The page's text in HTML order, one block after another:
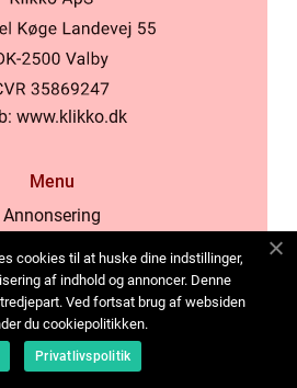
www.klikko.dk
Menu
Annonsering
Cookies
Kontakta oss
Sitemap
cookies til at huske dine indstillinger,
af indhold og annoncer. Denne
Ved fortsat brug af websiden
du cookiepolitikken.
Privatlivspolitik